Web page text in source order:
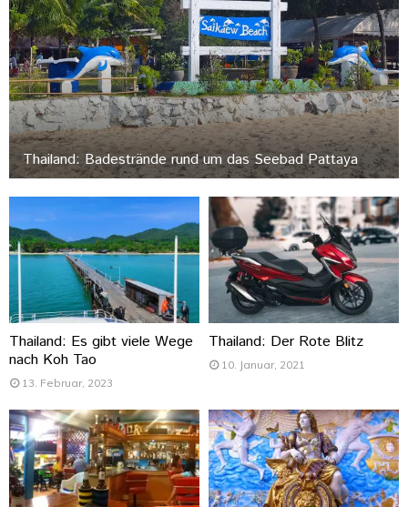
Thailand: Badestrände rund um das Seebad Pattaya
Thailand: Es gibt viele Wege
nach Koh Tao
13. Februar, 2023
Thailand: Der Rote Blitz
10. Januar, 2021